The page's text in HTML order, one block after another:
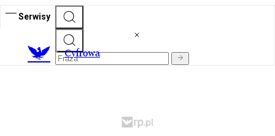
Serwisy
Cyfrowa